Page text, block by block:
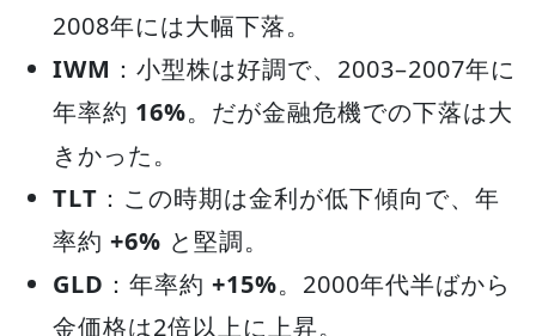
2008年には大幅下落。
IWM ：小型株は好調で、2003–2007年に
年率約 16%。だが金融危機での下落は大
きかった。
TLT ：この時期は金利が低下傾向で、年
率約 +6% と堅調。
GLD ：年率約 +15%。2000年代半ばから
金価格は2倍以上に上昇。